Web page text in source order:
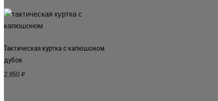
Тактическая куртка с капюшоном
дубок
2,850 ₽